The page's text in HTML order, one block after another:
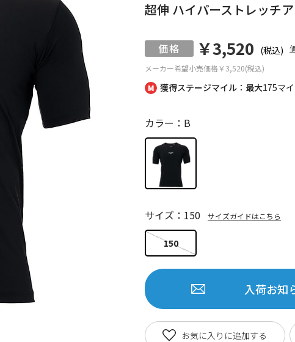
獲得ステージマイル：最大175マ
超伸 ハイパーストレッチ
メーカー希望小売価格￥3,520(税込)
￥3,520 (税込)
カラー：B
150
サイズ：150 サイズガイドはこちら
入荷お知
お気に入りに追加する